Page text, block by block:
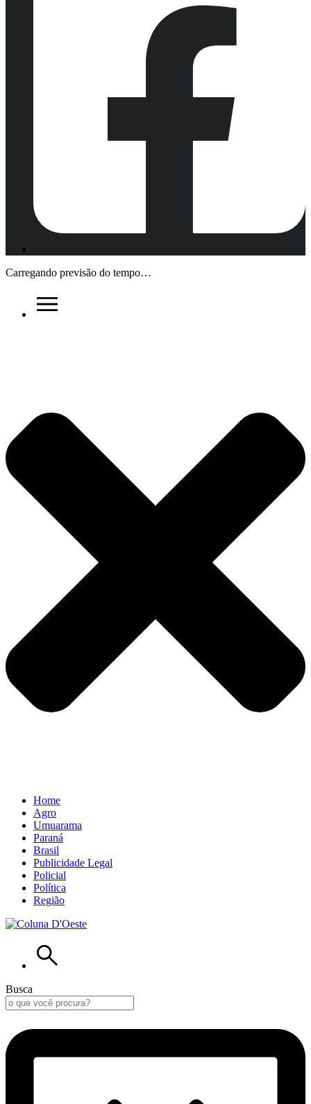
Carregando previsão do tempo…
Home
Agro
Umuarama
Paraná
Brasil
Publicidade Legal
Policial
Política
Região
Busca